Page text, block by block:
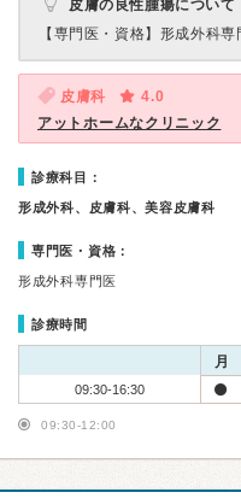
皮膚の良性腫瘍について
【専門医・資格】 形成外科専
皮膚科
4.0
アットホームなクリニック
診療科目：
形成外科、皮膚科、美容皮膚科
専門医・資格：
形成外科専門医
診療時間
月
09:30-16:30
09:30-12:00